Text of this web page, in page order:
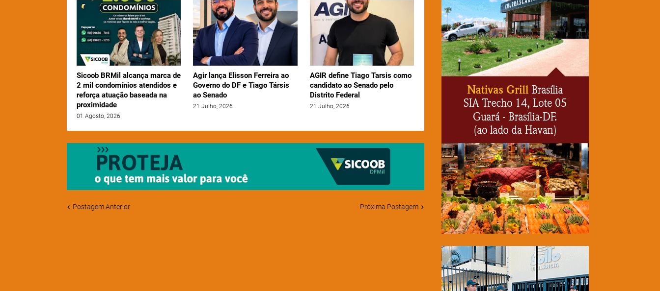
Sicoob BRMil alcança marca de
2 mil condomínios atendidos e
reforça atuação baseada na
proximidade
01 Agosto, 2026
Agir lança Elisson Ferreira ao
Governo do DF e Tiago Társis
ao Senado
21 Julho, 2026
AGIR define Tiago Tarsis como
candidato ao Senado pelo
Distrito Federal
21 Julho, 2026
Postagem Anterior Próxima Postagem